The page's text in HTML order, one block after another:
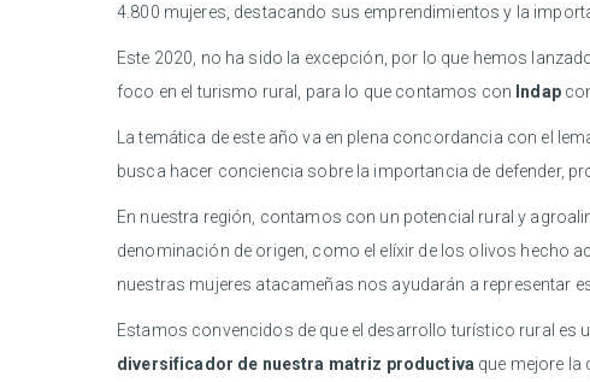
4.800 mujeres, destacando sus emprendimientos y la
Este 2020, no ha sido la excepción, por lo que hemos
foco en el turismo rural, para lo que contamos con Indap
La temática de este año va en plena concordancia con el
busca hacer conciencia sobre la importancia de defender,
En nuestra región, contamos con un potencial rural y
denominación de origen, como el elíxir de los olivos hecho
nuestras mujeres atacameñas nos ayudarán a representar
Estamos convencidos de que el desarrollo turístico rural es
diversificador de nuestra matriz productiva que mejore la